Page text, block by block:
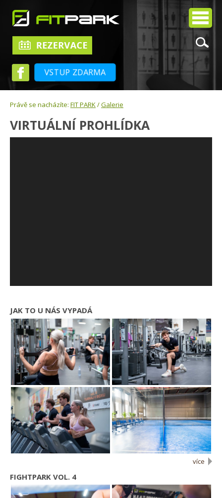
VSTUP ZDARMA
Právě se nacházíte: FIT PARK/Galerie
VIRTUÁLNÍ PROHLÍDKA
JAK TO U NÁS VYPADÁ
více
FIGHTPARK VOL. 4